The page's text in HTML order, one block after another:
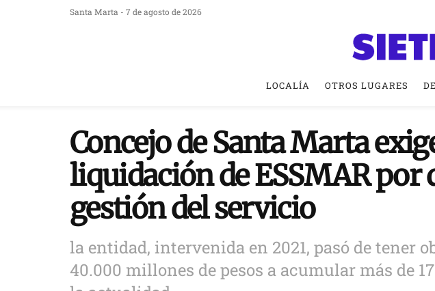
Santa Marta - 7 de agosto de 2026
LOCALÍA OTROS LUGARES
Concejo de Santa Marta
liquidación de ESSMAR por
gestión del servicio
la entidad, intervenida en 2021, pasó de tener
40.000 millones de pesos a acumular más de